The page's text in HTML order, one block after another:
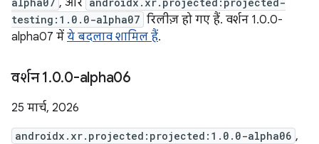
, और
testing:1.0.0-alpha07 रिलीज़ हो गए हैं. वर्शन 1.0.0-
alpha07 में ये बदलाव शामिल हैं.
वर्शन 1.0.0-alpha06
25 मार्च, 2026
androidx.xr.projected:projected:1.0.0-alpha06 ,